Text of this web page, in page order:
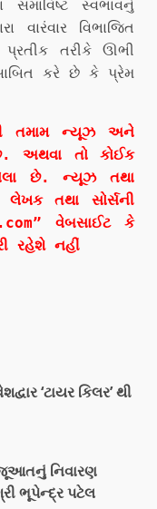
સ્વભાવનું
વારંવાર વિભાજિત
પ્રતીક તરીકે ઊભી
કરે છે કે પ્રેમ
તમામ ન્યૂઝ અને
છે. અથવા તો કોઈક
છે. ન્યૂઝ તથા
તથા સોર્સની
વેબસાઈટ કે
રહેશે નહીં
‘ટાયર કિલર’ થી
નિવારણ
ભૂપેન્દ્ર પટેલ